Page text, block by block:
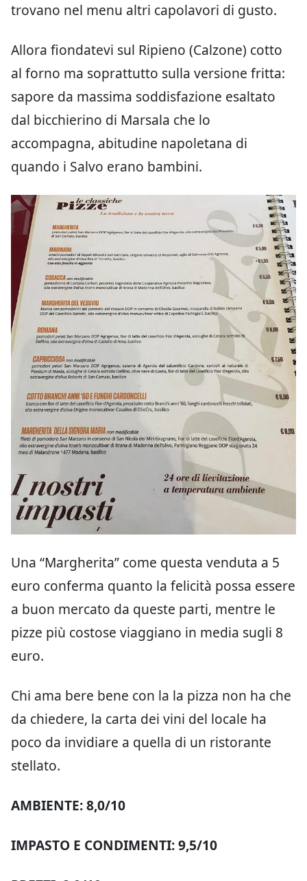
trovano nel menu altri capolavori di gusto.
Allora fiondatevi sul Ripieno (Calzone) cotto
al forno ma soprattutto sulla versione fritta:
sapore da massima soddisfazione esaltato
dal bicchierino di Marsala che lo
accompagna, abitudine napoletana di
quando i Salvo erano bambini.
Una “Margherita” come questa venduta a 5
euro conferma quanto la felicità possa essere
a buon mercato da queste parti, mentre le
pizze più costose viaggiano in media sugli 8
euro.
Chi ama bere bene con la la pizza non ha che
da chiedere, la carta dei vini del locale ha
poco da invidiare a quella di un ristorante
stellato.
AMBIENTE: 8,0/10
IMPASTO E CONDIMENTI: 9,5/10